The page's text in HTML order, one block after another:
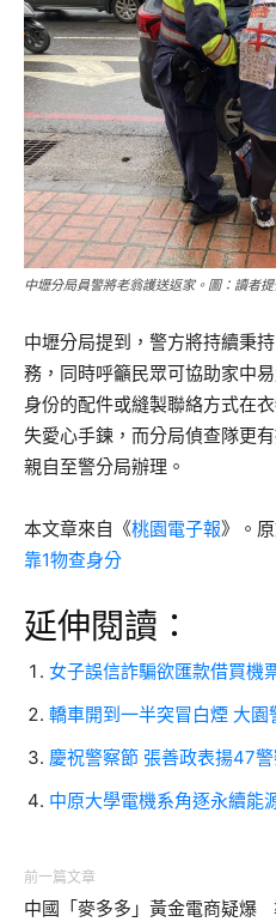
中壢分局員警將老翁護送返家。圖：讀者
中壢分局提到，警方將持續秉
務，同時呼籲民眾可協助家中
身份的配件或縫製聯絡方式在
失愛心手鍊，而分局偵查隊更
親自至警分局辦理。
本文章來自《桃園電子報》。原
靠1物查身分
延伸閱讀：
女子誤信詐騙欲匯款借買機
轎車開到一半突冒白煙 大園
慶祝警察節 張善政表揚47
中原大學電機系角逐永續能
前一篇文章
中國「麥多多」黃金電商疑爆